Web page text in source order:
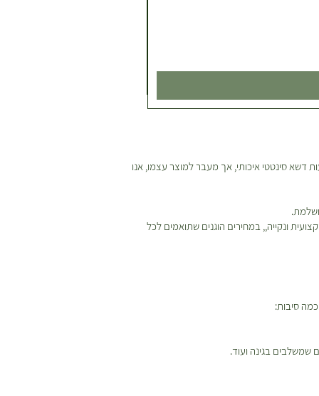
דשא סינטטי איכותי, אך מעבר למוצר עצמו, אנו
ונקייה,, במחירים הוגנים שתואמים לכל
סיבות:
בגינה ועוד.